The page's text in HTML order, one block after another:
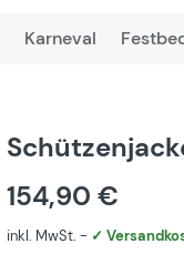
Karneval
154,90 €
inkl. MwSt. - ✓